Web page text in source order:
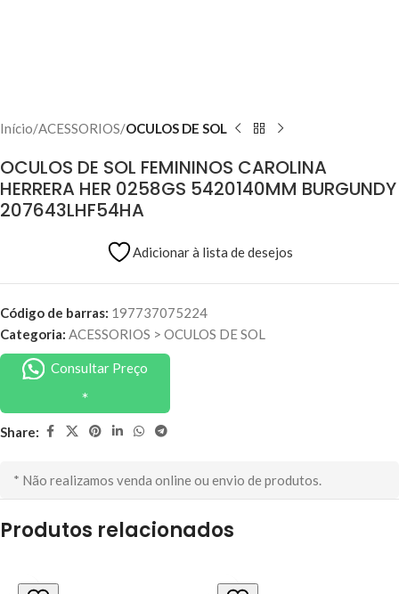
Início ACESSORIOS OCULOS DE SOL
OCULOS DE SOL FEMININOS CAROLINA
HERRERA HER 0258GS 5420140MM BURGUNDY
207643LHF54HA
Adicionar à lista de desejos
Código de barras: 197737075224
Categoria: ACESSORIOS > OCULOS DE SOL
Consultar Preço
Share:
* Não realizamos venda online ou envio de produtos.
Produtos relacionados